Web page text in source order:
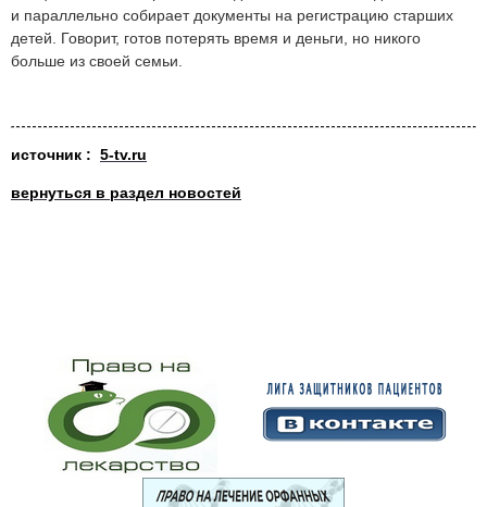
и параллельно собирает документы на регистрацию старших
детей. Говорит, готов потерять время и деньги, но никого
больше из своей семьи.
источник : 5-tv.ru
вернуться в раздел новостей